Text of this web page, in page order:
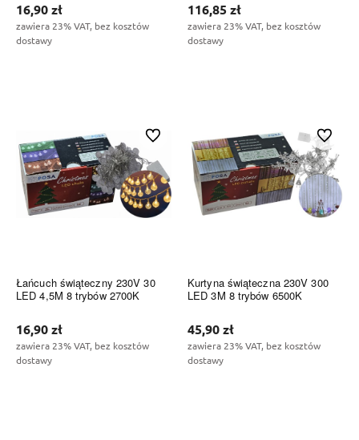
16,90 zł
zawiera 23% VAT, bez kosztów
dostawy
116,85 zł
zawiera 23% VAT, bez kosztów
dostawy
Łańcuch świąteczny 230V 30
LED 4,5M 8 trybów 2700K
16,90 zł
zawiera 23% VAT, bez kosztów
dostawy
Do ulubionych
Kurtyna świąteczna 230V 300
LED 3M 8 trybów 6500K
45,90 zł
zawiera 23% VAT, bez kosztów
dostawy
Do